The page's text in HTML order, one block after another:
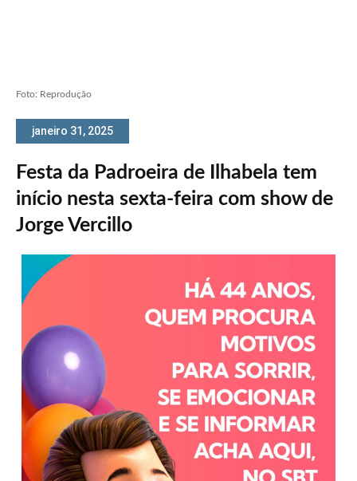
Foto: Reprodução
janeiro 31, 2025
Festa da Padroeira de Ilhabela tem
início nesta sexta-feira com show de
Jorge Vercillo